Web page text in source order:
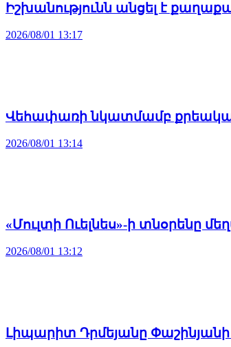
Իշխանությունն անցել է
2026/08/01 13:17
Վեհափառի նկատմամբ քրեական
2026/08/01 13:14
«Մուլտի Ուելնես»-ի տնօրենը
2026/08/01 13:12
Լիպարիտ Դրմեյանը